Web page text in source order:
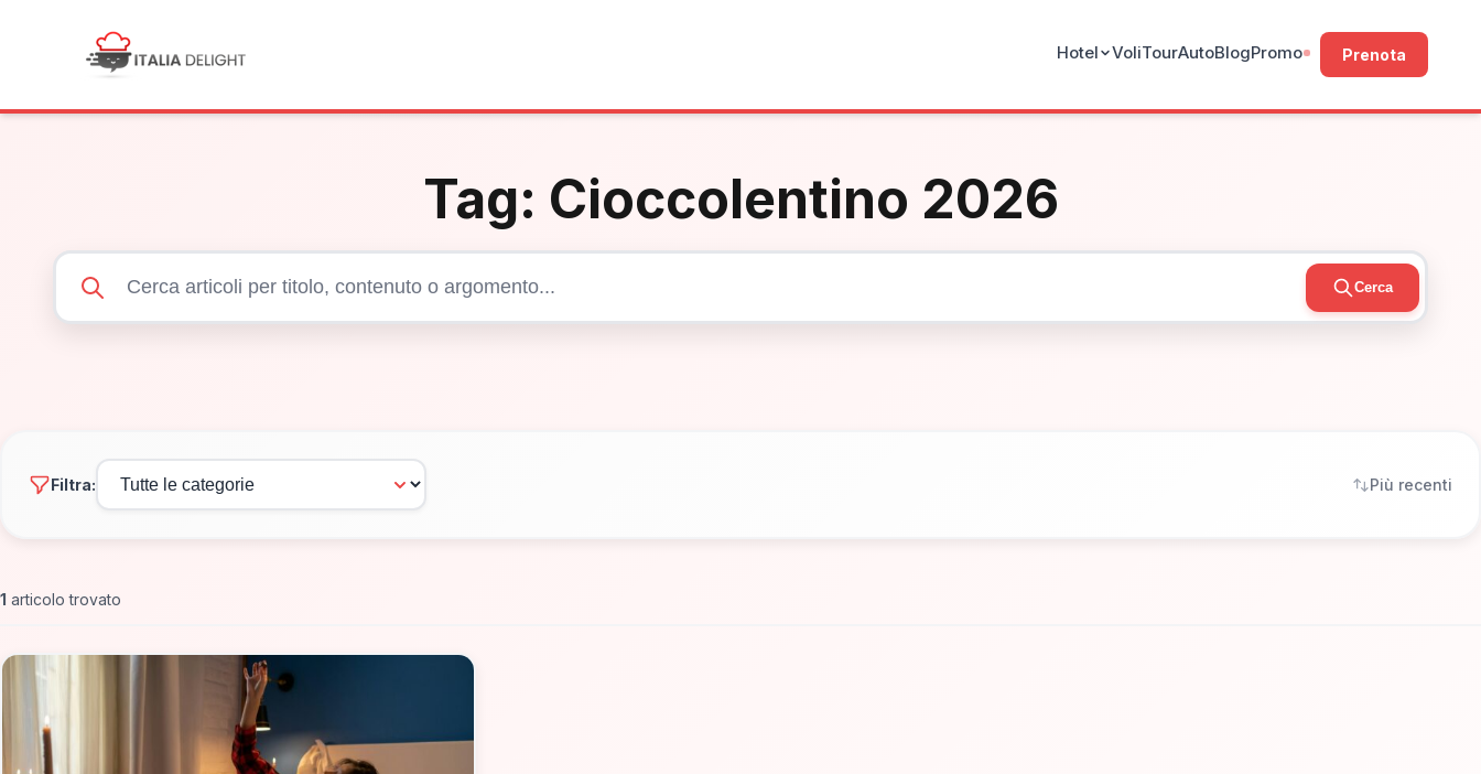
Hotel VoliTourAutoBlogPromo Prenota
Tag: Cioccolentino 2026
Cerca
Filtra: Più recenti
1 articolo trovato